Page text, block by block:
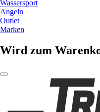
Wassersport
Angeln
Outlet
Marken
Wird zum